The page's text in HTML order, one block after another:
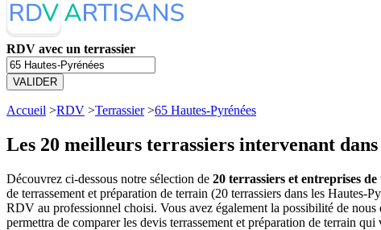
RDV avec un terrassier
VALIDER
Accueil >RDV >Terrassier>65 Hautes-Pyrénées
Les 20 meilleurs terrassiers intervenant
Découvrez ci-dessous notre sélection de 20 terrassiers et entreprises
de terrassement et préparation de terrain (20 terrassiers dans les
RDV au professionnel choisi. Vous avez également la possibilité de
permettra de comparer les devis terrassement et préparation de terrain qui